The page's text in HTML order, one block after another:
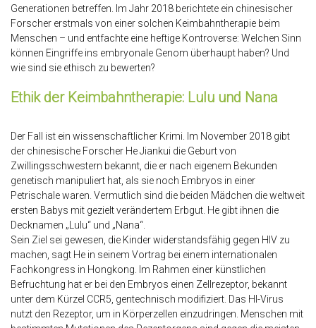
Generationen betreffen. Im Jahr 2018 berichtete ein chinesischer
Forscher erstmals von einer solchen Keimbahntherapie beim
Menschen – und entfachte eine heftige Kontroverse: Welchen Sinn
können Eingriffe ins embryonale Genom überhaupt haben? Und
wie sind sie ethisch zu bewerten?
Ethik der Keimbahntherapie: Lulu und Nana
Der Fall ist ein wissenschaftlicher Krimi. Im November 2018 gibt
der chinesische Forscher He Jiankui die Geburt von
Zwillingsschwestern bekannt, die er nach eigenem Bekunden
genetisch manipuliert hat, als sie noch Embryos in einer
Petrischale waren. Vermutlich sind die beiden Mädchen die weltweit
ersten Babys mit gezielt verändertem Erbgut. He gibt ihnen die
Decknamen „Lulu“ und „Nana“.
Sein Ziel sei gewesen, die Kinder widerstandsfähig gegen HIV zu
machen, sagt He in seinem Vortrag bei einem internationalen
Fachkongress in Hongkong. Im Rahmen einer künstlichen
Befruchtung hat er bei den Embryos einen Zellrezeptor, bekannt
unter dem Kürzel CCR5, gentechnisch modifiziert. Das HI-Virus
nutzt den Rezeptor, um in Körperzellen einzudringen. Menschen mit